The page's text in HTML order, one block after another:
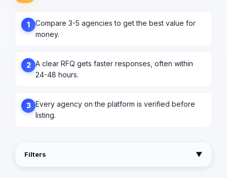
1
Compare 3-5 agencies to get the best value for
money.
2 A clear RFQ gets faster responses, often within
24-48 hours.
3 Every agency on the platform is verified before
listing.
Filters ▼